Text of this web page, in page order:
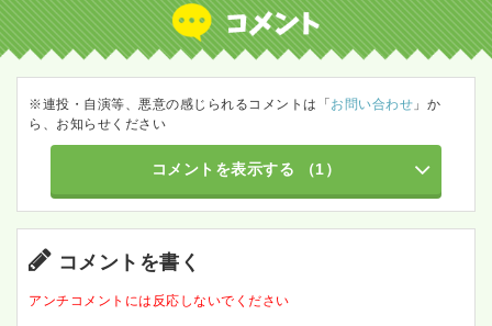
※連投・自演等、悪意の感じられるコメントは「お問い合わせ 」か
ら、お知らせください
コメントを表示する （1）
コメントを書く
アンチコメントには反応しないでください